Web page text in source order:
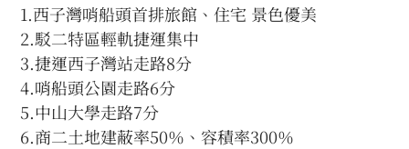
1.西子灣哨船頭首排旅館、住宅 景色優美
2.駁二特區輕軌捷運集中
3.捷運西子灣站走路8分
4.哨船頭公園走路6分
5.中山大學走路7分
6.商二土地建蔽率50％、容積率300％